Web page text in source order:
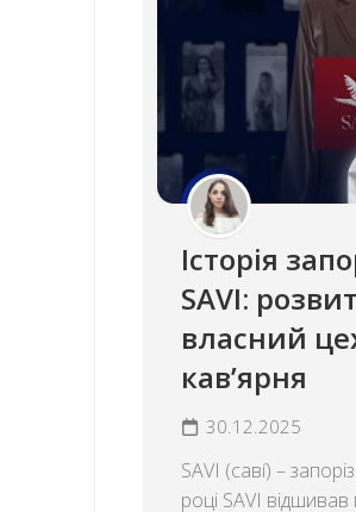
Історія
SAVI:
власний
кав’ярня
30.12.2025
SAVI (савí) –
році SAVI